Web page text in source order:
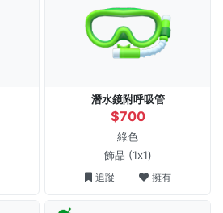
潛水鏡附呼吸管
$700
綠色
飾品 (1x1)
追蹤 擁有